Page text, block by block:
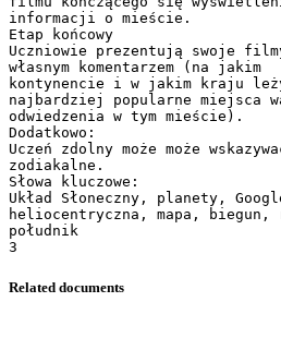
informacji o mieście.
Etap końcowy
Uczniowie prezentują swoje
własnym komentarzem (na jakim
kontynencie i w jakim kraju
najbardziej popularne miejsca
odwiedzenia w tym mieście).
Dodatkowo:
Uczeń zdolny może może
zodiakalne.
Słowa kluczowe:
Układ Słoneczny, planety,
heliocentryczna, mapa, biegun,
południk
Related documents